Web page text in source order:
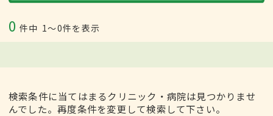
0 件中 1〜0件を表示
検索条件に当てはまるクリニック・病院は見つかりませ
んでした。再度条件を変更して検索して下さい。